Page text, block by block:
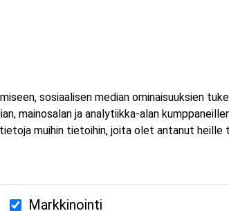
sovelluksella. Voit osallistua
löydät sen omasta sovelluskaupasta.
sosiaalisen median ominaisuuksien
mainosalan ja analytiikka-alan
muihin tietoihin, joita olet antanut heille
Markkinointi